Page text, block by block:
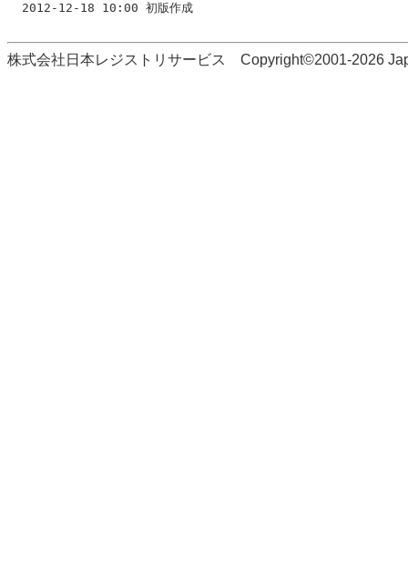
  2012-12-18 10:00 初版作成
株式会社日本レジストリサービス Copyright©2001-2026